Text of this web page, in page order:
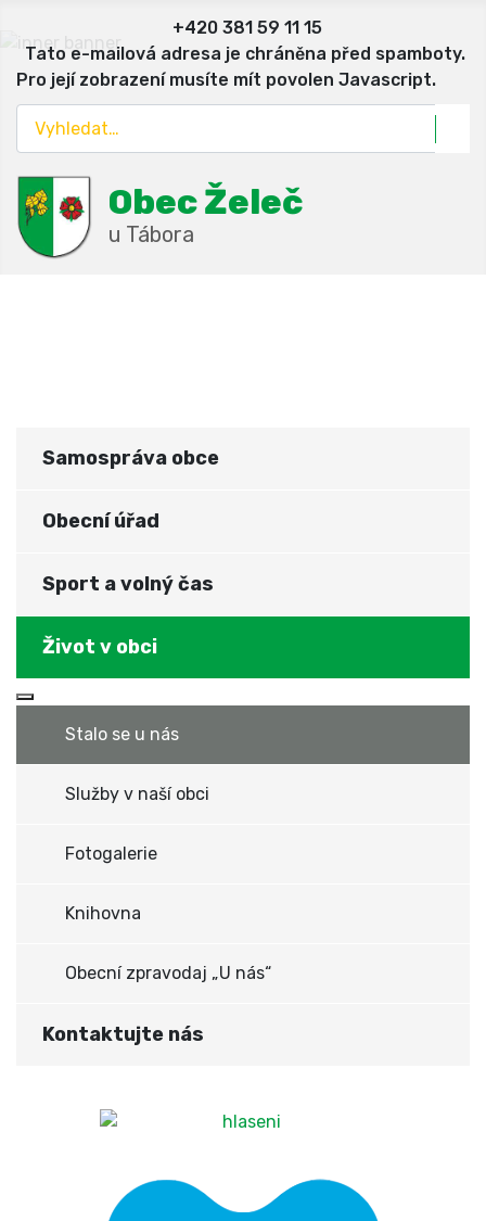
Obec Želeč
u Tábora
+420 381 59 11 15
Tato e-mailová adresa je chráněna před spamboty.
Pro její zobrazení musíte mít povolen Javascript.
Samospráva obce
Obecní úřad
Sport a volný čas
Život v obci
Více o: Život v obci
Stalo se u nás
Služby v naší obci
Fotogalerie
Knihovna
Obecní zpravodaj „U nás“
Kontaktujte nás